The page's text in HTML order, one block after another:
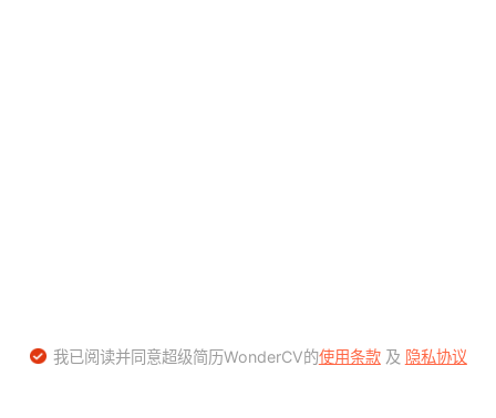
我已阅读并同意超级简历WonderCV的使用条款及 隐私协议